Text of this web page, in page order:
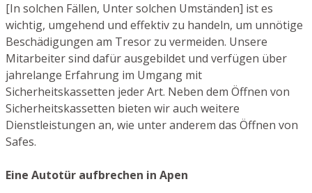
[In solchen Fällen, Unter solchen Umständen] ist es
wichtig, umgehend und effektiv zu handeln, um unnötige
Beschädigungen am Tresor zu vermeiden. Unsere
Mitarbeiter sind dafür ausgebildet und verfügen über
jahrelange Erfahrung im Umgang mit
Sicherheitskassetten jeder Art. Neben dem Öffnen von
Sicherheitskassetten bieten wir auch weitere
Dienstleistungen an, wie unter anderem das Öffnen von
Safes.
Eine Autotür aufbrechen in Apen